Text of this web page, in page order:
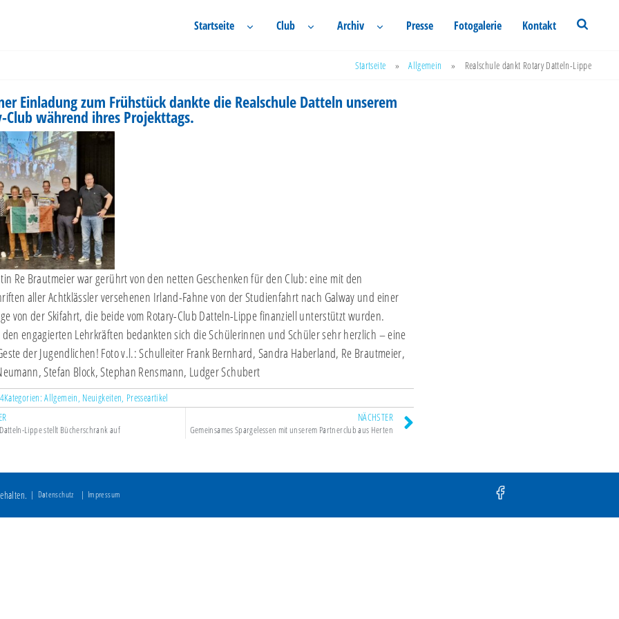
Startseite Club Archiv Presse Fotogalerie Kontakt
Startseite » Allgemein » Realschule dankt Rotary Datteln-Lippe
Einladung zum Frühstück dankte die Realschule Datteln unserem
Club während ihres Projekttags.
Re Brautmeier war gerührt von den netten Geschenken für den Club: eine mit den
aller Achtklässler versehenen Irland-Fahne von der Studienfahrt nach Galway und einer
von der Skifahrt, die beide vom Rotary-Club Datteln-Lippe finanziell unterstützt wurden.
den engagierten Lehrkräften bedankten sich die Schülerinnen und Schüler sehr herzlich – eine
der Jugendlichen! Foto v.l.: Schulleiter Frank Bernhard, Sandra Haberland, Re Brautmeier,
Stefan Block, Stephan Rensmann, Ludger Schubert
Kategorien: Allgemein, Neuigkeiten, Presseartikel
Lippe stellt Bücherschrank auf
NÄCHSTER
Gemeinsames Spargelessen mit unserem Partnerclub aus Herten
Datenschutz Impressum